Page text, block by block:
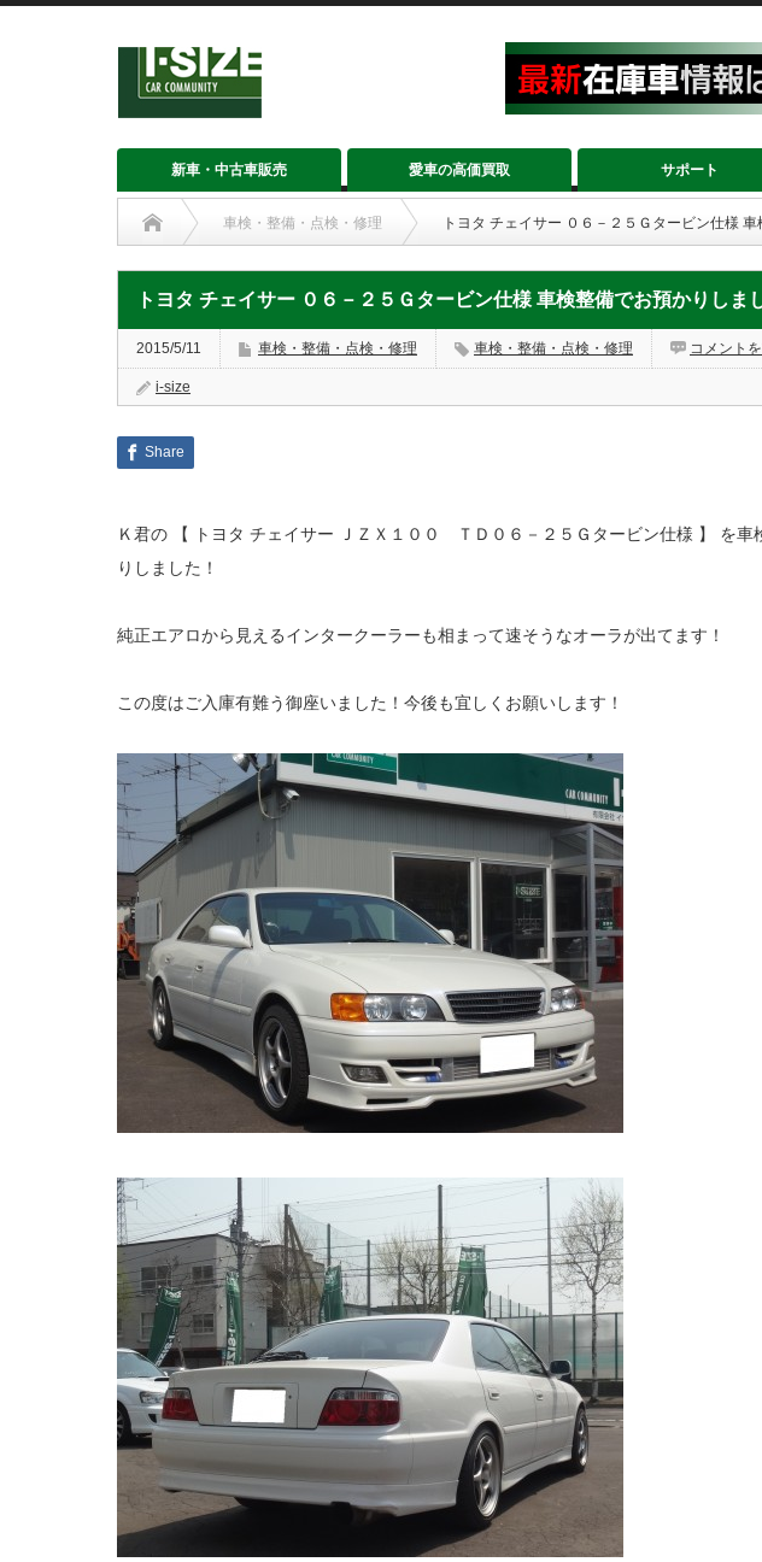
新車・中古車販売 愛車の高価買取 サポート
車検・整備・点検・修理 トヨタ チェイサー ０６－２５Ｇタービン仕様
トヨタ チェイサー ０６－２５Ｇタービン仕様 車検整備でお預かりしま
2015/5/11 車検・整備・点検・修理 車検・整備・点検・修理 コメントを
i-size
Share
Ｋ君の 【 トヨタ チェイサー ＪＺＸ１００ ＴＤ０６－２５Ｇタービン仕様 】 を車
りしました！
純正エアロから見えるインタークーラーも相まって速そうなオーラが出てます！
この度はご入庫有難う御座いました！今後も宜しくお願いします！